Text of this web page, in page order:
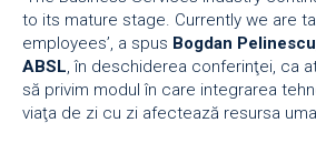
to its mature stage. Currently we are
employees’, a spus Bogdan Pelinescu
ABSL, în deschiderea conferinţei, ca
să privim modul în care integrarea
viaţa de zi cu zi afectează resursa